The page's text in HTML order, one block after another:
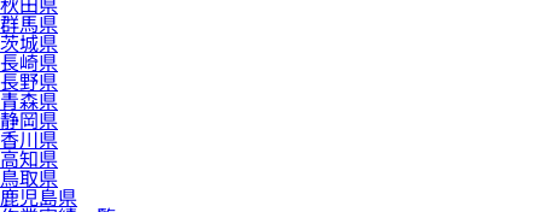
群馬県
茨城県
長崎県
長野県
青森県
静岡県
香川県
高知県
鳥取県
鹿児島県